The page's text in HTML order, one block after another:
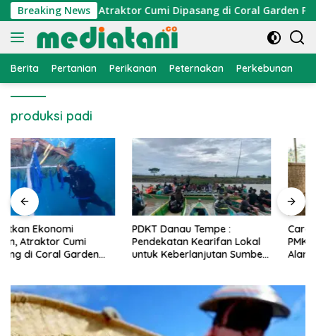
Langsung
ke
konten
Breaking News
Nelayan, Atraktor Cumi Dipasang di Coral Garden Pulau
Berita Pertanian Perikanan Peternakan Perkebunan
produksi padi
PDKT Danau Tempe :
Pendekatan Kearifan Lokal
untuk Keberlanjutan Sumber
Cara Mengatasi Penyakit
PMK pada Sapi Perah Secara
Alami dan Medis